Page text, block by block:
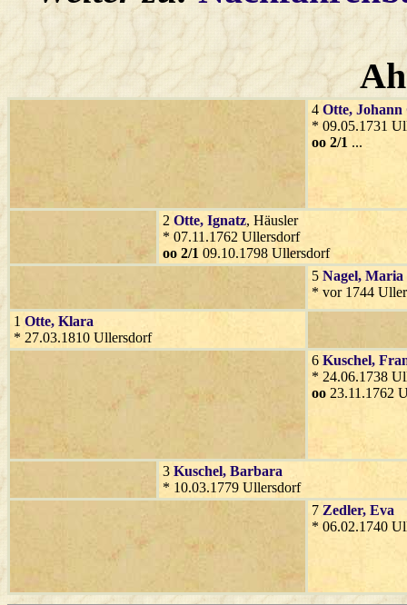
4 Otte, Johann
* 09.05.1731
oo 2/1 ...
2 Otte, Ignatz, Häusler
* 07.11.1762 Ullersdorf
oo 2/1 09.10.1798 Ullersdorf
5 Nagel, Maria
* vor 1744
1 Otte, Klara
* 27.03.1810 Ullersdorf
6 Kuschel,
* 24.06.1738
oo 23.11.1762
3 Kuschel, Barbara
* 10.03.1779 Ullersdorf
7 Zedler, Eva
* 06.02.1740